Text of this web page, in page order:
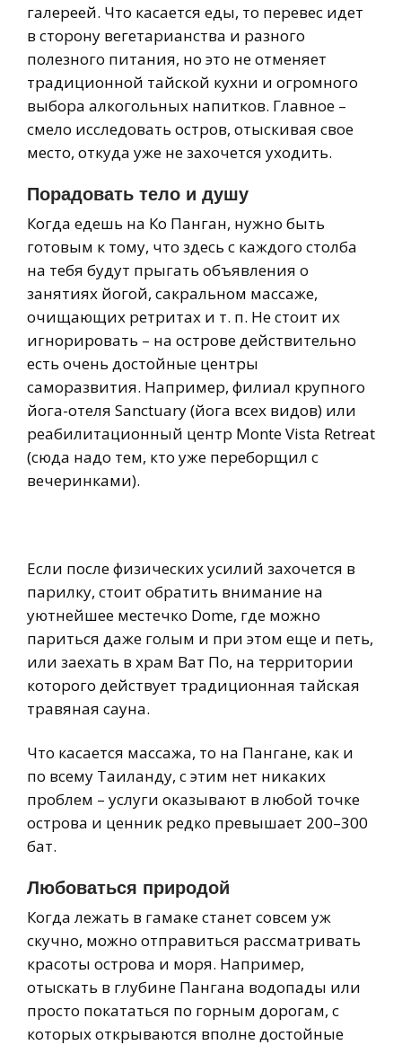
галереей. Что касается еды, то перевес идет
в сторону вегетарианства и разного
полезного питания, но это не отменяет
традиционной тайской кухни и огромного
выбора алкогольных напитков. Главное –
смело исследовать остров, отыскивая свое
место, откуда уже не захочется уходить.
Порадовать тело и душу
Когда едешь на Ко Панган, нужно быть
готовым к тому, что здесь с каждого столба
на тебя будут прыгать объявления о
занятиях йогой, сакральном массаже,
очищающих ретритах и т. п. Не стоит их
игнорировать – на острове действительно
есть очень достойные центры
саморазвития. Например, филиал крупного
йога-отеля Sanctuary (йога всех видов) или
реабилитационный центр Monte Vista Retreat
(сюда надо тем, кто уже переборщил с
вечеринками).
Если после физических усилий захочется в
парилку, стоит обратить внимание на
уютнейшее местечко Dome, где можно
париться даже голым и при этом еще и петь,
или заехать в храм Ват По, на территории
которого действует традиционная тайская
травяная сауна.
Что касается массажа, то на Пангане, как и
по всему Таиланду, с этим нет никаких
проблем – услуги оказывают в любой точке
острова и ценник редко превышает 200–300
бат.
Любоваться природой
Когда лежать в гамаке станет совсем уж
скучно, можно отправиться рассматривать
красоты острова и моря. Например,
отыскать в глубине Пангана водопады или
просто покататься по горным дорогам, с
которых открываются вполне достойные